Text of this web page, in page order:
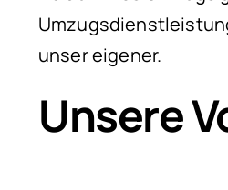
unser eigener.
Unsere